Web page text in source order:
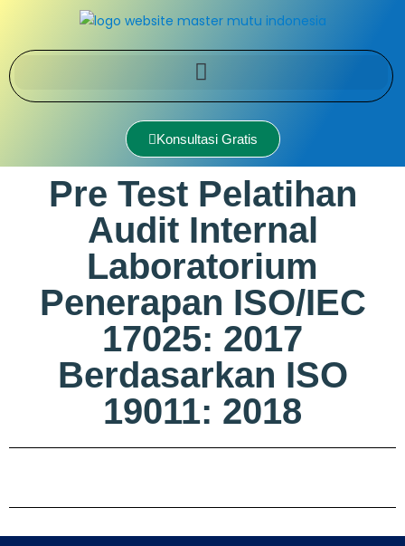
Konsultasi Gratis
Pre Test Pelatihan
Audit Internal
Laboratorium
Penerapan ISO/IEC
17025: 2017
Berdasarkan ISO
19011: 2018